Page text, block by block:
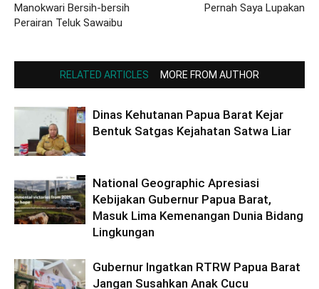
Manokwari Bersih-bersih
Perairan Teluk Sawaibu
Pernah Saya Lupakan
RELATED ARTICLES MORE FROM AUTHOR
Dinas Kehutanan Papua Barat Kejar
Bentuk Satgas Kejahatan Satwa Liar
National Geographic Apresiasi
Kebijakan Gubernur Papua Barat,
Masuk Lima Kemenangan Dunia Bidang
Lingkungan
Gubernur Ingatkan RTRW Papua Barat
Jangan Susahkan Anak Cucu